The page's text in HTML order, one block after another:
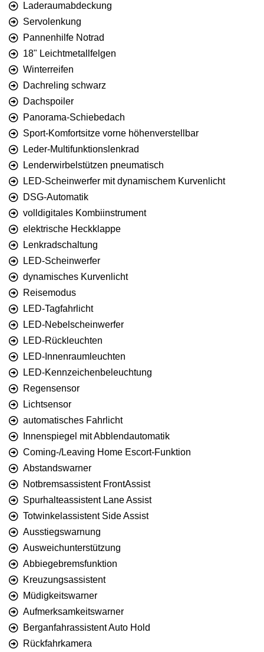
Laderaumabdeckung
Servolenkung
Pannenhilfe Notrad
18" Leichtmetallfelgen
Winterreifen
Dachreling schwarz
Dachspoiler
Panorama-Schiebedach
Sport-Komfortsitze vorne höhenverstellbar
Leder-Multifunktionslenkrad
Lenderwirbelstützen pneumatisch
LED-Scheinwerfer mit dynamischem Kurvenlicht
DSG-Automatik
volldigitales Kombiinstrument
elektrische Heckklappe
Lenkradschaltung
LED-Scheinwerfer
dynamisches Kurvenlicht
Reisemodus
LED-Tagfahrlicht
LED-Nebelscheinwerfer
LED-Rückleuchten
LED-Innenraumleuchten
LED-Kennzeichenbeleuchtung
Regensensor
Lichtsensor
automatisches Fahrlicht
Innenspiegel mit Abblendautomatik
Coming-/Leaving Home Escort-Funktion
Abstandswarner
Notbremsassistent FrontAssist
Spurhalteassistent Lane Assist
Totwinkelassistent Side Assist
Ausstiegswarnung
Ausweichunterstützung
Abbiegebremsfunktion
Kreuzungsassistent
Müdigkeitswarner
Aufmerksamkeitswarner
Berganfahrassistent Auto Hold
Rückfahrkamera